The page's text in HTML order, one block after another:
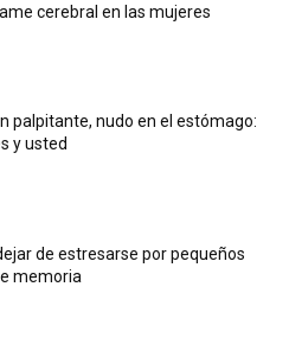
cerebral en las mujeres
palpitante, nudo en el estómago:
y usted
de estresarse por pequeños
memoria